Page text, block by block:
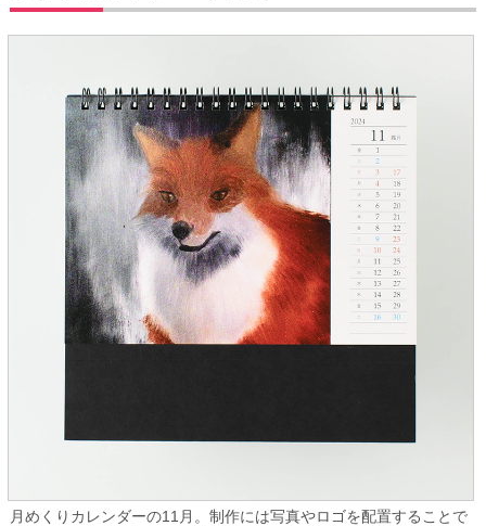
月めくりカレンダーの11月。制作には写真やロゴを配置することで